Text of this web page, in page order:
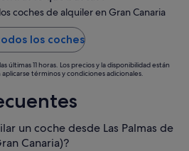
coches de alquiler en Gran Canaria
los coches
últimas 11 horas. Los precios y la disponibilidad están
términos y condiciones adicionales.
un coche desde Las Palmas de
Canaria)?